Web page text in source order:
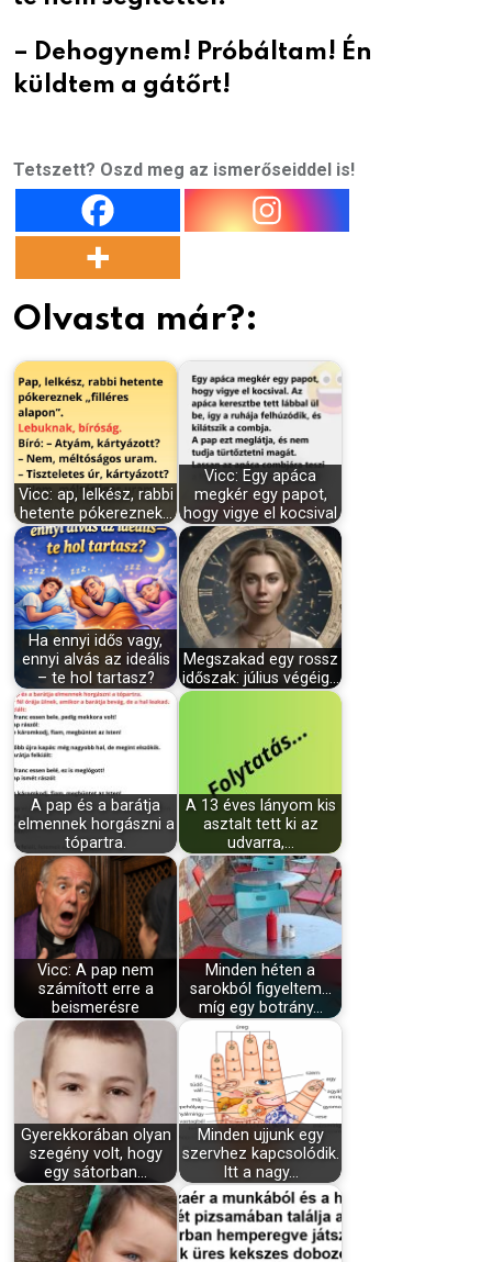
– Dehogynem! Próbáltam! Én
küldtem a gátőrt!
Tetszett? Oszd meg az ismerőseiddel is!
Olvasta már?:
Vicc: ap, lelkész, rabbi
hetente pókereznek…
Vicc: Egy apáca
megkér egy papot,
hogy vigye el kocsival
Ha ennyi idős vagy,
ennyi alvás az ideális
– te hol tartasz?
Megszakad egy rossz
időszak: július végéig…
A pap és a barátja
elmennek horgászni a
tópartra.
A 13 éves lányom kis
asztalt tett ki az
udvarra,…
Vicc: A pap nem
számított erre a
beismerésre
Minden héten a
sarokból figyeltem…
míg egy botrány…
Gyerekkorában olyan
szegény volt, hogy
egy sátorban…
Minden ujjunk egy
szervhez kapcsolódik.
Itt a nagy…